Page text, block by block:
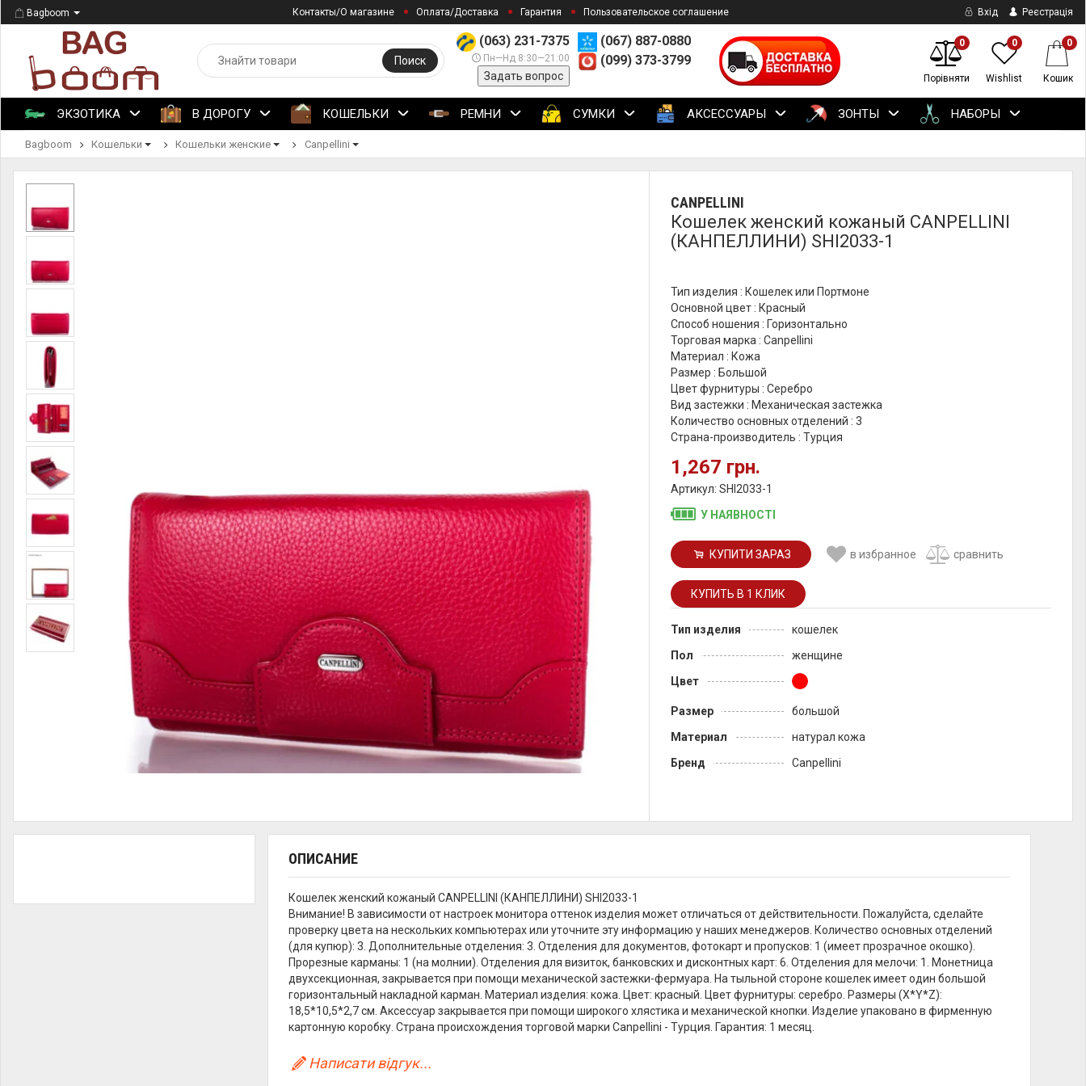
Bagboom Контакты/О магазине Оплата/Доставка Гарантия Пользовательское соглашение Вхід Реєстрація
(063) 231-7375
Пн—Нд 8:30—21:00
Задать вопрос
(067) 887-0880
(099) 373-3799
Поиск
0
Порівняти
0
Wishlist
0
Кошик
ЭКЗОТИКА В ДОРОГУ КОШЕЛЬКИ РЕМНИ СУМКИ АКСЕССУАРЫ ЗОНТЫ НАБОРЫ
Bagboom Кошельки Кошельки женские Canpellini
CANPELLINI
Кошелек женский кожаный CANPELLINI
(КАНПЕЛЛИНИ) SHI2033-1
Тип изделия : Кошелек или Портмоне
Основной цвет : Красный
Способ ношения : Горизонтально
Торговая марка : Canpellini
Материал : Кожа
Размер : Большой
Цвет фурнитуры : Серебро
Вид застежки : Механическая застежка
Количество основных отделений : 3
Страна-производитель : Турция
1,267 грн.
Артикул: SHI2033-1
У НАЯВНОСТІ
КУПИТИ ЗАРАЗ в избранное сравнить
Тип изделия
кошелек
Пол
женщине
Цвет
Размер
большой
Материал
натурал кожа
Бренд
Canpellini
ОПИСАНИЕ
Кошелек женский кожаный CANPELLINI (КАНПЕЛЛИНИ) SHI2033-1
Внимание! В зависимости от настроек монитора оттенок изделия может отличаться от действительности. Пожалуйста, сделайте
проверку цвета на нескольких компьютерах или уточните эту информацию у наших менеджеров. Количество основных отделений
(для купюр): 3. Дополнительные отделения: 3. Отделения для документов, фотокарт и пропусков: 1 (имеет прозрачное окошко).
Прорезные карманы: 1 (на молнии). Отделения для визиток, банковских и дисконтных карт: 6. Отделения для мелочи: 1. Монетница
двухсекционная, закрывается при помощи механической застежки-фермуара. На тыльной стороне кошелек имеет один большой
горизонтальный накладной карман. Материал изделия: кожа. Цвет: красный. Цвет фурнитуры: серебро. Размеры (X*Y*Z):
18,5*10,5*2,7 см. Аксессуар закрывается при помощи широкого хлястика и механической кнопки. Изделие упаковано в фирменную
картонную коробку. Страна происхождения торговой марки Canpellini - Турция. Гарантия: 1 месяц.
Написати відгук...